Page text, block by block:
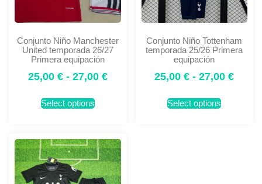
Conjunto Niño Manchester
United temporada 26/27
Primera equipación
25,00 € - 27,00 €
Select options
Conjunto Niño Tottenham
temporada 25/26 Primera
equipación
25,00€ - 27,00€
Select options